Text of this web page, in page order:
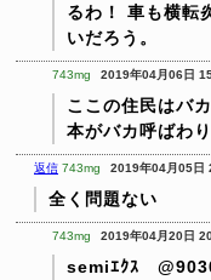
るわ！
車も横転
いだろう。
743mg 2019年04月06日
ここの住民はバ
本がバカ呼ばわ
返信 743mg 2019年04月05日
全く問題ない
743mg 2019年04月20日
semiｴｸｽ